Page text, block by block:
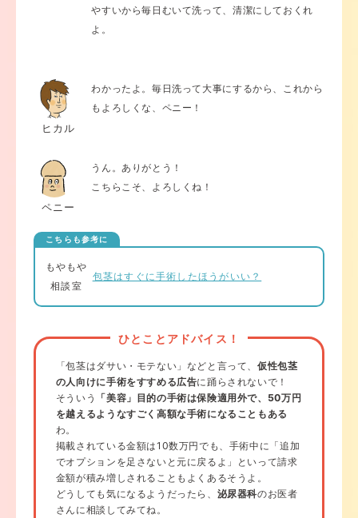
やすいから毎日むいて洗って、清潔にしておくれ
よ。
ヒカル
わかったよ。毎日洗って大事にするから、これから
もよろしくな、ペニー！
ペニー
うん。ありがとう！
こちらこそ、よろしくね！
こちらも参考に
もやもや
相談室
包茎はすぐに手術したほうがいい？
ひとことアドバイス！
「包茎はダサい・モテない」などと言って、仮性包茎
の人向けに手術をすすめる広告に踊らされないで！
そういう
「美容」目的の手術は保険適用外で、50万円
を越えるようなすごく高額な手術になることもある
わ。
掲載されている金額は10数万円でも、手術中に「追加
でオプションを足さないと元に戻るよ」といって請求
金額が積み増しされることもよくあるそうよ。
どうしても気になるようだったら、 泌尿器科のお医者
さんに相談してみてね。